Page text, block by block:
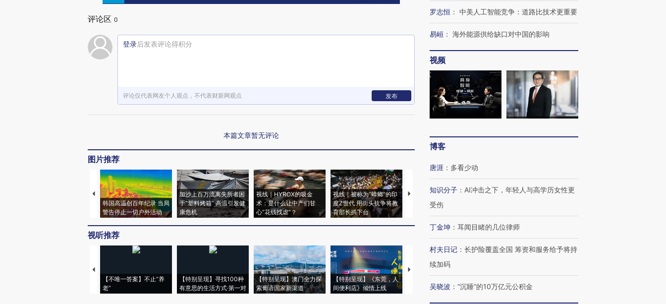
评论区 0
登录后发表评论得积分
评论仅代表网友个人观点，不代表财新网观点 发布
本篇文章暂无评论
图片推荐
韩国高温创百年纪录 当局
警告停止一切户外活动
加沙上百万流离失所者困
于“塑料烤箱” 高温引发健
康危机
视线｜HYROX的吸金
术：是什么让中产们甘
心“花钱找虐”？
视线｜被称为“蟑螂”的印
度Z世代 用街头抗争将教
育部长拱下台
视线｜“入侵”还是“人道危
机”？难民潮撕裂西班牙
湖北宜昌局部短时降雨
哈尔滨遭遇短时极端强降
视听推荐
【不唯一答案】不止“养
老”
【特别呈现】寻找100种
有意思的生活方式·第一对
【特别呈现】澳门全力探
索葡语国家新渠道
【特别呈现】《东莞，人
间便利店》倾情上线
【推广】走进第四届链博
有意思的生活方式·第三对
罗志恒 ： 中美人工智能竞争：道路比技术更重要
易峘 ： 海外能源供给缺口对中国的影响
视频
博客
唐涯 ： 多看少动
知识分子 ： AI冲击之下，年轻人与高学历女性更
受伤
丁金坤 ： 耳闻目睹的几位律师
村夫日记 ： 长护险覆盖全国 筹资和服务给予将持
续加码
吴晓波 ： “沉睡”的10万亿元公积金